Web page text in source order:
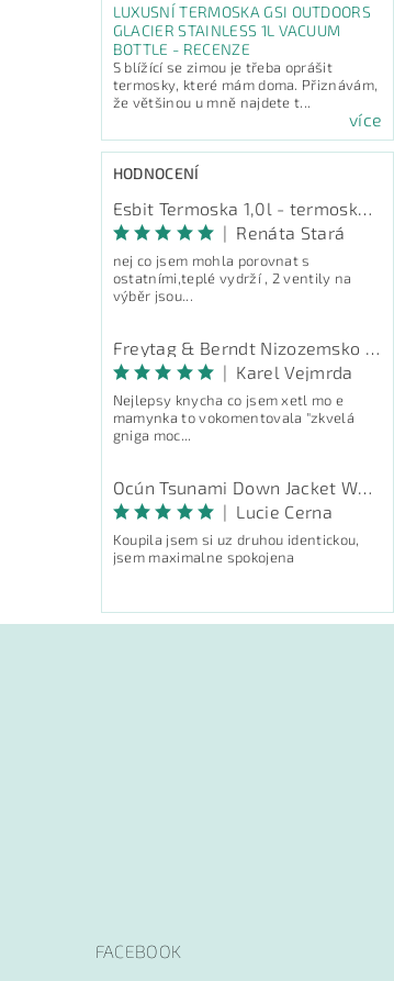
LUXUSNÍ TERMOSKA GSI OUTDOORS
GLACIER STAINLESS 1L VACUUM
BOTTLE - RECENZE
S blížící se zimou je třeba oprášit
termosky, které mám doma. Přiznávám,
že většinou u mně najdete t...
více
HODNOCENÍ
| Renáta Stará
nej co jsem mohla porovnat s
ostatními,teplé vydrží , 2 ventily na
výběr jsou...
| Karel Vejmrda
Nejlepsy knycha co jsem xetl mo e
mamynka to vokomentovala "zkvelá
gniga moc...
| Lucie Cerna
Koupila jsem si uz druhou identickou,
jsem maximalne spokojena
FACEBOOK